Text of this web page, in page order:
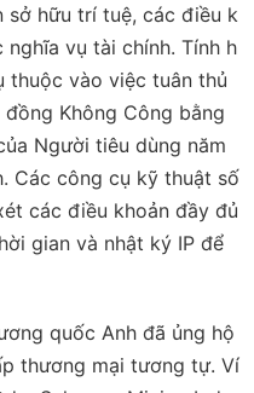
sở hữu trí tuệ, các điều k
vụ tài chính. Tính h
thuộc vào việc tuân thủ
Không Công bằng
Người tiêu dùng năm
Các công cụ kỹ thuật số
các điều khoản đầy đủ
gian và nhật ký IP để
quốc Anh đã ủng hộ
thương mại tương tự. Ví